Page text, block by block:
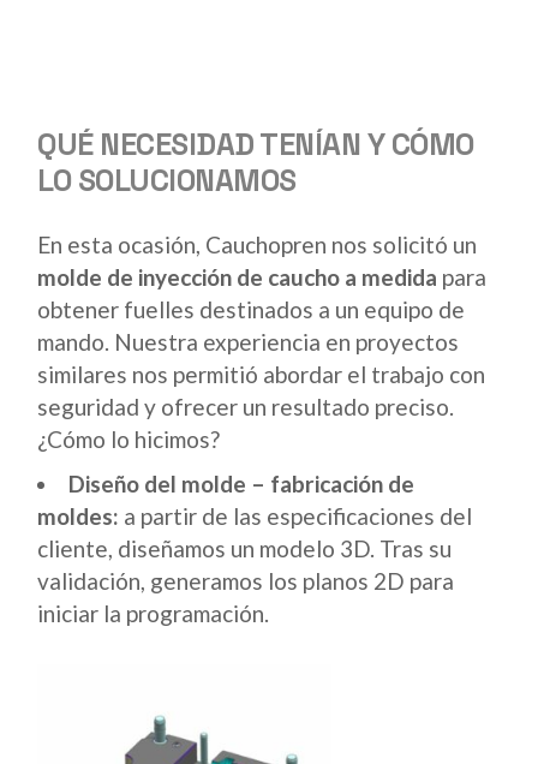
QUÉ NECESIDAD TENÍAN Y CÓMO
LO SOLUCIONAMOS
En esta ocasión, Cauchopren nos solicitó un
molde de inyección de caucho a medida para
obtener fuelles destinados a un equipo de
mando. Nuestra experiencia en proyectos
similares nos permitió abordar el trabajo con
seguridad y ofrecer un resultado preciso.
¿Cómo lo hicimos?
Diseño del molde – fabricación de
moldes: a partir de las especificaciones del
cliente, diseñamos un modelo 3D. Tras su
validación, generamos los planos 2D para
iniciar la programación.